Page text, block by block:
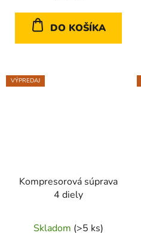
DO KOŠÍKA
VÝPREDAJ
Kompresorová súprava
4 diely
Skladom (>5 ks)